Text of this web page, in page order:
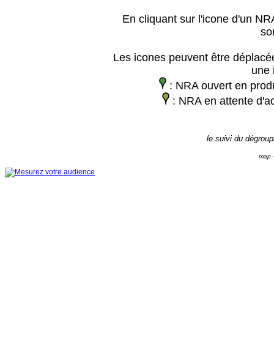
En cliquant sur l'icone d'un
Les icones peuvent être
une
: NRA ouvert en
: NRA en attente
le suivi du
map